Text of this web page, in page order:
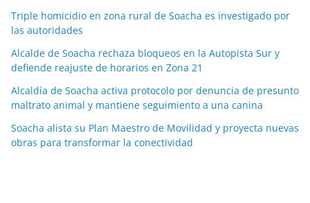
Triple homicidio en zona rural de Soacha es investigado por
las autoridades
Alcalde de Soacha rechaza bloqueos en la Autopista Sur y
defiende reajuste de horarios en Zona 21
Alcaldía de Soacha activa protocolo por denuncia de presunto
maltrato animal y mantiene seguimiento a una canina
Soacha alista su Plan Maestro de Movilidad y proyecta nuevas
obras para transformar la conectividad